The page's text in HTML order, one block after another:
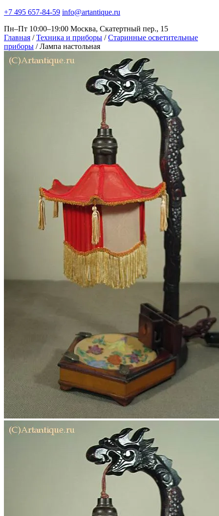
+7 495 657-84-59 info@artantique.ru
Пн–Пт 10:00–19:00 Москва, Скатертный пер., 15
Главная / Техника и приборы / Старинные осветительные
приборы / Лампа настольная